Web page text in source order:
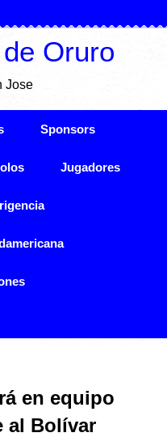
Oruro
Jose
Sponsors
Jugadores
en equipo
al Bolívar